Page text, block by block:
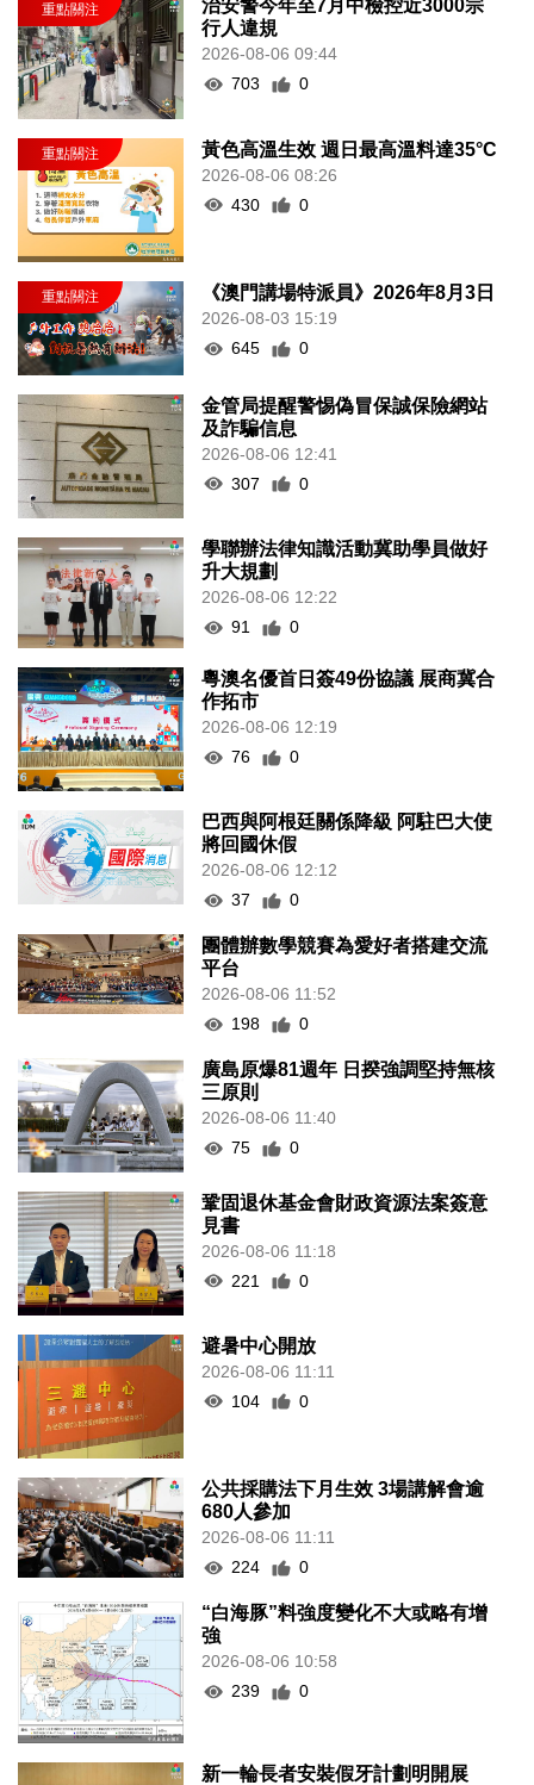
治安警今年至7月中檢控近3000宗
行人違規
2026-08-06 09:44
703
0
黃色高溫生效 週日最高溫料達35°C
2026-08-06 08:26
430
0
《澳門講場特派員》2026年8月3日
2026-08-03 15:19
645
0
金管局提醒警惕偽冒保誠保險網站
及詐騙信息
2026-08-06 12:41
307
0
學聯辦法律知識活動冀助學員做好
升大規劃
2026-08-06 12:22
91
0
粵澳名優首日簽49份協議 展商冀合
作拓市
2026-08-06 12:19
76
0
巴西與阿根廷關係降級 阿駐巴大使
將回國休假
2026-08-06 12:12
37
0
團體辦數學競賽為愛好者搭建交流
平台
2026-08-06 11:52
198
0
廣島原爆81週年 日揆強調堅持無核
三原則
2026-08-06 11:40
75
0
鞏固退休基金會財政資源法案簽意
見書
2026-08-06 11:18
221
0
避暑中心開放
2026-08-06 11:11
104
0
公共採購法下月生效 3場講解會逾
680人參加
2026-08-06 11:11
224
0
“白海豚”料強度變化不大或略有增
強
2026-08-06 10:58
239
0
新一輪長者安裝假牙計劃明開展